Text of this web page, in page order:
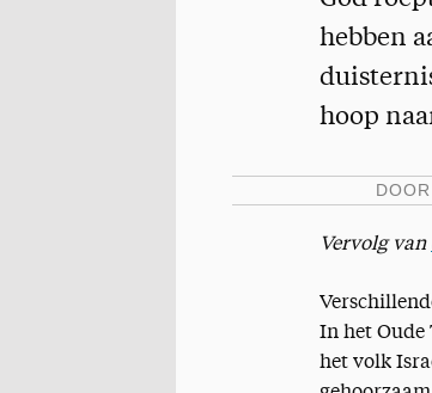
hebben
hoop
DOOR
Vervolg van
In het Oude
het volk